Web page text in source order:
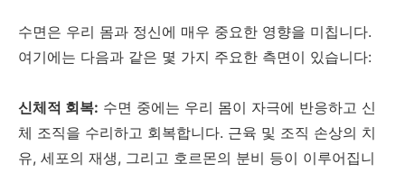
수면은 우리 몸과 정신에 매우 중요한 영향을 미칩니다.
여기에는 다음과 같은 몇 가지 주요한 측면이 있습니다:
신체적 회복: 수면 중에는 우리 몸이 자극에 반응하고 신
체 조직을 수리하고 회복합니다. 근육 및 조직 손상의 치
유, 세포의 재생, 그리고 호르몬의 분비 등이 이루어집니